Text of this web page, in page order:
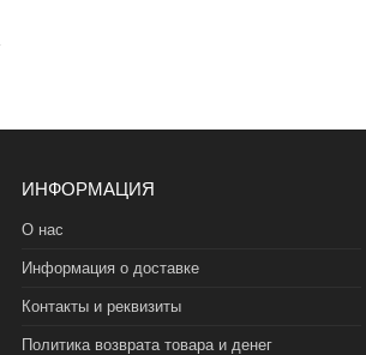
ИНФОРМАЦИЯ
О нас
Информация о доставке
Контакты и реквизиты
Политика возврата товара и денег